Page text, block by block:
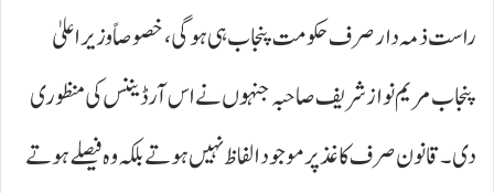
راست ذمہ دار صرف حکومت پنجاب ہی ہوگی، خصوصاً وزیراعلیٰ
پنجاب مریم نواز شریف صاحبہ جنہوں نے اس آرڈیننس کی منظوری
دی۔ قانون صرف کاغذ پر موجود الفاظ نہیں ہوتے بلکہ وہ فیصلے ہوتے